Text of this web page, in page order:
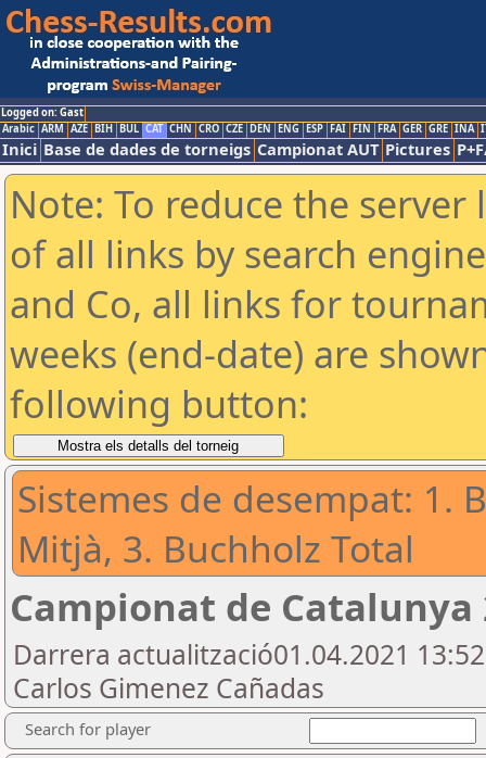
Logged on: Gast
Arabic ARM AZE BIH BUL CAT CHN CRO CZE DEN ENG ESP FAI FIN FRA GER GRE INA
Inici Base de dades de torneigs Campionat AUT Pictures
Note: To reduce the
of all links by search
and Co, all links for
weeks (end-date) are
following button:
Sistemes de desempat: 1.
Mitjà, 3. Buchholz Total
Campionat de Catalunya
Darrera actualització01.04.2021
Carlos Gimenez Cañadas
Search for player